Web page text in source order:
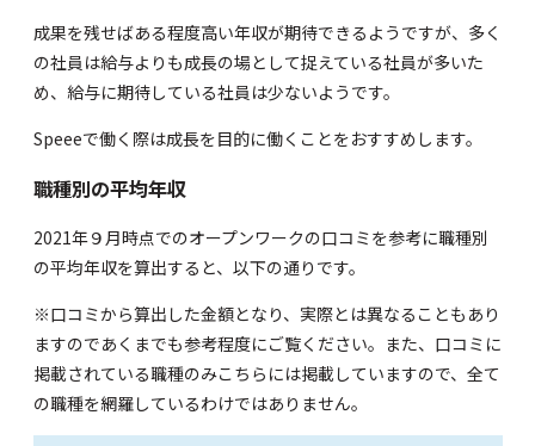
成果を残せばある程度高い年収が期待できるようですが、多く
の社員は給与よりも成長の場として捉えている社員が多いた
め、給与に期待している社員は少ないようです。
Speeeで働く際は成長を目的に働くことをおすすめします。
職種別の平均年収
2021年９月時点でのオープンワークの口コミを参考に職種別
の平均年収を算出すると、以下の通りです。
※口コミから算出した金額となり、実際とは異なることもあり
ますのであくまでも参考程度にご覧ください。また、口コミに
掲載されている職種のみこちらには掲載していますので、全て
の職種を網羅しているわけではありません。